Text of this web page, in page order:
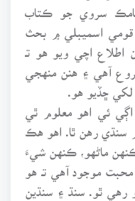
ايڪنامڪ سروي جو ڪتاب
اسميبلي ۾ بحث
اطلاع اچي ويو هو تـ
شروع آهي ۽ هنن منهجي
لکي ڇڏيو هو.
ئي اهو معلوم ٿي
سنڌي رهن ٿا. اهو هڪ
ماڻهو، ڪنهن شيءَ
موجود آهي تـ هو
رهي ٿو. سنڌ ۽ سنڌين